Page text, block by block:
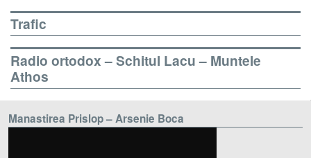
Trafic
Radio ortodox – Schitul Lacu – Muntele
Athos
Manastirea Prislop – Arsenie Boca